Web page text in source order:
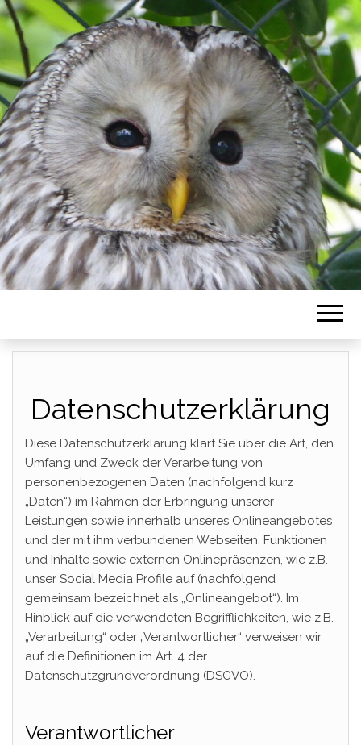
KREATIV
Datenschutzerklärung
Diese Datenschutzerklärung klärt Sie über die Art, den
Umfang und Zweck der Verarbeitung von
personenbezogenen Daten (nachfolgend kurz
„Daten“) im Rahmen der Erbringung unserer
Leistungen sowie innerhalb unseres Onlineangebotes
und der mit ihm verbundenen Webseiten, Funktionen
und Inhalte sowie externen Onlinepräsenzen, wie z.B.
unser Social Media Profile auf (nachfolgend
gemeinsam bezeichnet als „Onlineangebot“). Im
Hinblick auf die verwendeten Begrifflichkeiten, wie z.B.
„Verarbeitung“ oder „Verantwortlicher“ verweisen wir
auf die Definitionen im Art. 4 der
Datenschutzgrundverordnung (DSGVO).
Verantwortlicher